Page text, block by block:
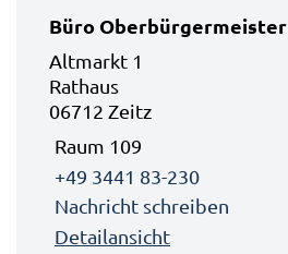
Büro Oberbürgermeister
Altmarkt 1
Rathaus
06712 Zeitz
Raum 109
+49 3441 83-230
Nachricht schreiben
Detailansicht